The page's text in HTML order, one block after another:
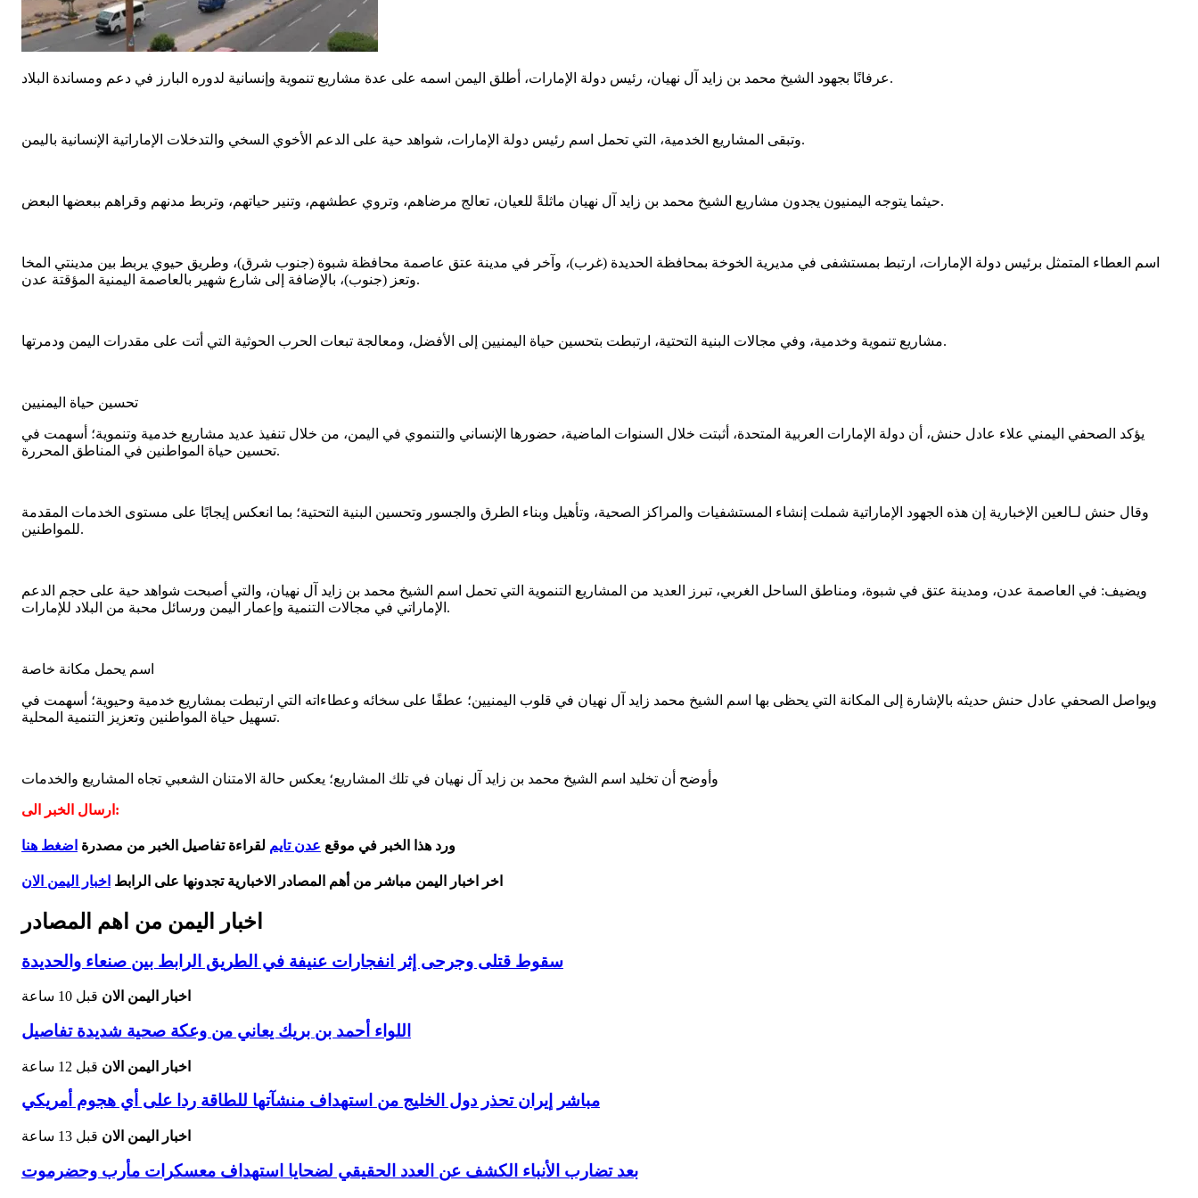
عرفانًا بجهود الشيخ محمد بن زايد آل نهيان، رئيس دولة الإمارات، أطلق اليمن اسمه على عدة مشاريع تنموية وإنسانية لدوره البارز في دعم ومساندة البلاد.
وتبقى المشاريع الخدمية، التي تحمل اسم رئيس دولة الإمارات، شواهد حية على الدعم الأخوي السخي والتدخلات الإماراتية الإنسانية باليمن.
حيثما يتوجه اليمنيون يجدون مشاريع الشيخ محمد بن زايد آل نهيان ماثلةً للعيان، تعالج مرضاهم، وتروي عطشهم، وتنير حياتهم، وتربط مدنهم وقراهم ببعضها البعض.
اسم العطاء المتمثل برئيس دولة الإمارات، ارتبط بمستشفى في مديرية الخوخة بمحافظة الحديدة (غرب)، وآخر في مدينة عتق عاصمة محافظة شبوة (جنوب شرق)، وطريق حيوي يربط بين مدينتي المخا
وتعز (جنوب)، بالإضافة إلى شارع شهير بالعاصمة اليمنية المؤقتة عدن.
مشاريع تنموية وخدمية، وفي مجالات البنية التحتية، ارتبطت بتحسين حياة اليمنيين إلى الأفضل، ومعالجة تبعات الحرب الحوثية التي أتت على مقدرات اليمن ودمرتها.
تحسين حياة اليمنيين
يؤكد الصحفي اليمني علاء عادل حنش، أن دولة الإمارات العربية المتحدة، أثبتت خلال السنوات الماضية، حضورها الإنساني والتنموي في اليمن، من خلال تنفيذ عديد مشاريع خدمية وتنموية؛ أسهمت في
تحسين حياة المواطنين في المناطق المحررة.
وقال حنش لـالعين الإخبارية إن هذه الجهود الإماراتية شملت إنشاء المستشفيات والمراكز الصحية، وتأهيل وبناء الطرق والجسور وتحسين البنية التحتية؛ بما انعكس إيجابًا على مستوى الخدمات المقدمة
للمواطنين.
ويضيف: في العاصمة عدن، ومدينة عتق في شبوة، ومناطق الساحل الغربي، تبرز العديد من المشاريع التنموية التي تحمل اسم الشيخ محمد بن زايد آل نهيان، والتي أصبحت شواهد حية على حجم الدعم
الإماراتي في مجالات التنمية وإعمار اليمن ورسائل محبة من البلاد للإمارات.
اسم يحمل مكانة خاصة
ويواصل الصحفي عادل حنش حديثه بالإشارة إلى المكانة التي يحظى بها اسم الشيخ محمد زايد آل نهيان في قلوب اليمنيين؛ عطفًا على سخائه وعطاءاته التي ارتبطت بمشاريع خدمية وحيوية؛ أسهمت في
تسهيل حياة المواطنين وتعزيز التنمية المحلية.
وأوضح أن تخليد اسم الشيخ محمد بن زايد آل نهيان في تلك المشاريع؛ يعكس حالة الامتنان الشعبي تجاه المشاريع والخدمات
ارسال الخبر الى:
ورد هذا الخبر في موقع عدن تايم لقراءة تفاصيل الخبر من مصدرة اضغط هنا
اخر اخبار اليمن مباشر من أهم المصادر الاخبارية تجدونها على الرابط اخبار اليمن الان
اخبار اليمن من اهم المصادر
سقوط قتلى وجرحى إثر انفجارات عنيفة في الطريق الرابط بين صنعاء والحديدة
اخبار اليمن الان قبل 10 ساعة
اللواء أحمد بن بريك يعاني من وعكة صحية شديدة تفاصيل
اخبار اليمن الان قبل 12 ساعة
مباشر إيران تحذر دول الخليج من استهداف منشآتها للطاقة ردا على أي هجوم أمريكي
اخبار اليمن الان قبل 13 ساعة
بعد تضارب الأنباء الكشف عن العدد الحقيقي لضحايا استهداف معسكرات مأرب وحضرموت